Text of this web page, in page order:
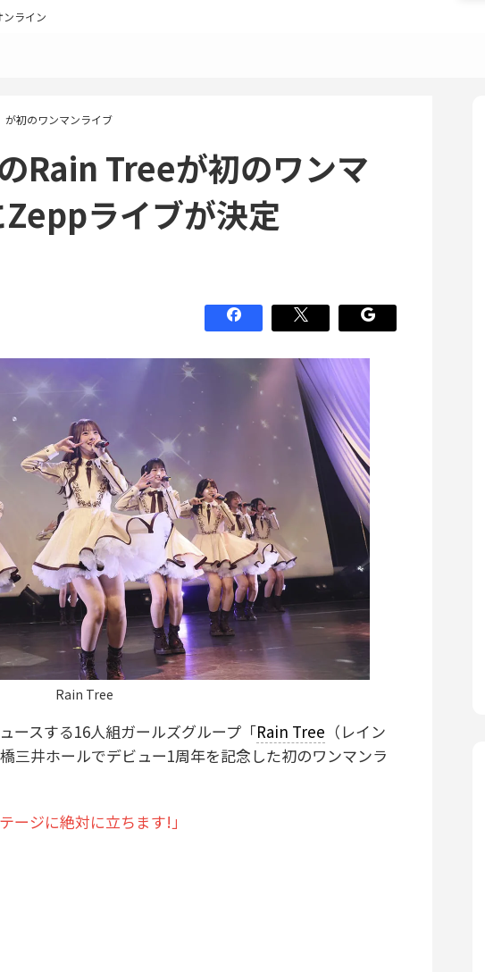
ライン
が初のワンマンライブ
Rain Treeが初のワンマ
ライブが決定
Rain Tree
ースする16人組ガールズグループ「Rain Tree （レイン
三井ホールでデビュー1周年を記念した初のワンマンラ
ージに絶対に立ちます!」